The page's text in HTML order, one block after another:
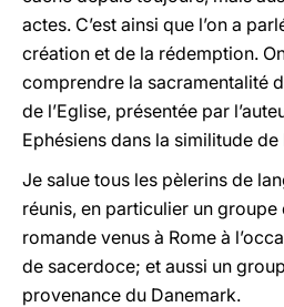
actes. C’est ainsi que l’on a
création et de la rédemption.
comprendre la sacramentalité
de l’Eglise, présentée par
Ephésiens dans la similitude de
Je salue tous les pèlerins de
réunis, en particulier un groupe
romande venus à Rome à
de sacerdoce; et aussi un
provenance du Danemark.